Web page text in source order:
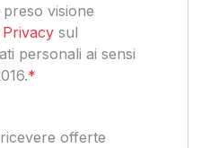
visione
sul
personali ai sensi
*
offerte